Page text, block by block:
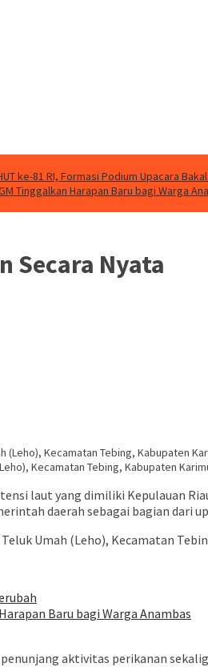
ke-81 RI, Formasi Podium Upacara
Tinggalkan Harapan Baru bagi Warga
Secara Nyata
Kecamatan Tebing, Kabupaten
laut yang dimiliki Kepulauan
daerah sebagai bagian dari
Umah (Leho), Kecamatan
Baru bagi Warga Anambas
aktivitas perikanan